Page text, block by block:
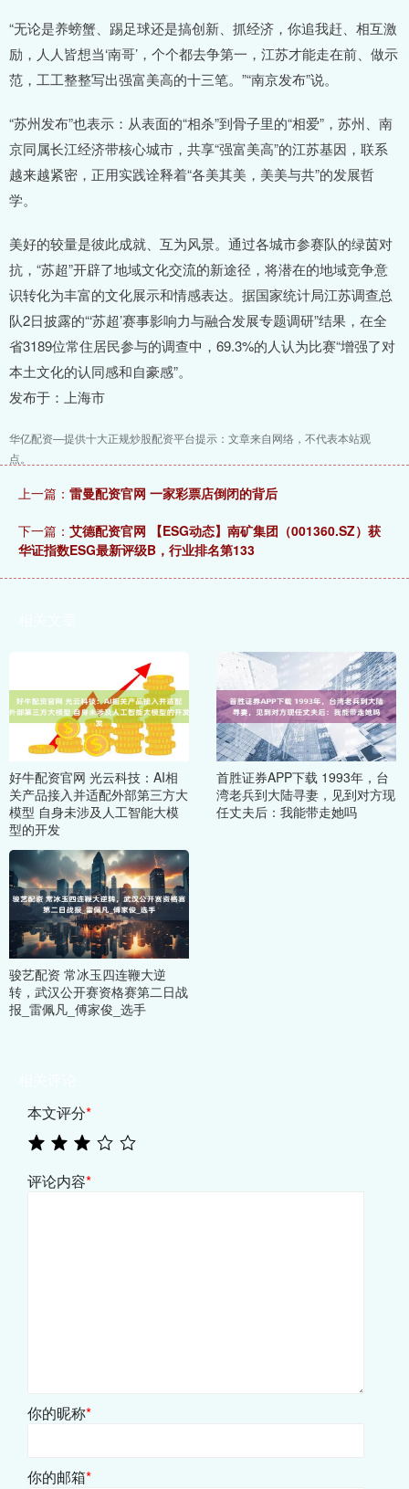
“无论是养螃蟹、踢足球还是搞创新、抓经济，你追我赶、相互激
励，人人皆想当‘南哥’，个个都去争第一，江苏才能走在前、做示
范，工工整整写出强富美高的十三笔。”“南京发布”说。
“苏州发布”也表示：从表面的“相杀”到骨子里的“相爱”，苏州、南
京同属长江经济带核心城市，共享“强富美高”的江苏基因，联系
越来越紧密，正用实践诠释着“各美其美，美美与共”的发展哲
学。
美好的较量是彼此成就、互为风景。通过各城市参赛队的绿茵对
抗，“苏超”开辟了地域文化交流的新途径，将潜在的地域竞争意
识转化为丰富的文化展示和情感表达。据国家统计局江苏调查总
队2日披露的“‘苏超’赛事影响力与融合发展专题调研”结果，在全
省3189位常住居民参与的调查中，69.3%的人认为比赛“增强了对
本土文化的认同感和自豪感”。
发布于：上海市
华亿配资—提供十大正规炒股配资平台提示：文章来自网络，不代表本站观
点。
上一篇： 雷曼配资官网 一家彩票店倒闭的背后
下一篇： 艾德配资官网 【ESG动态】南矿集团（001360.SZ）获
华证指数ESG最新评级B，行业排名第133
好牛配资官网 光云科技：AI相
关产品接入并适配外部第三方大
模型 自身未涉及人工智能大模
型的开发
首胜证券APP下载 1993年，台
湾老兵到大陆寻妻，见到对方现
任丈夫后：我能带走她吗
骏艺配资 常冰玉四连鞭大逆
转，武汉公开赛资格赛第二日战
报_雷佩凡_傅家俊_选手
本文评分*
评论内容*
你的昵称*
你的邮箱*